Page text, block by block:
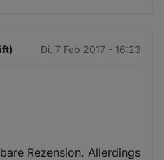
Di. 7 Feb 2017 - 16:23
Rezension. Allerdings